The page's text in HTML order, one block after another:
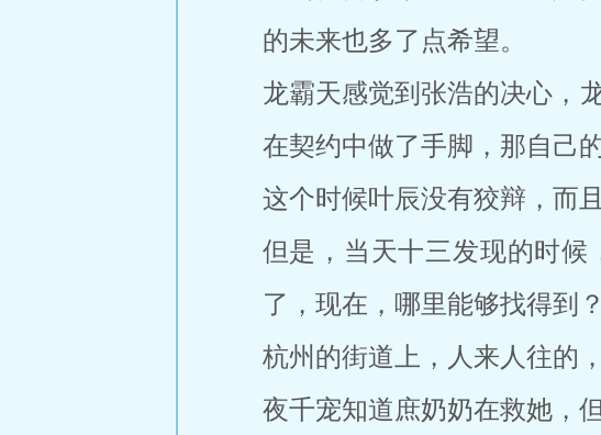
的未来也多了点希望。
龙霸天感觉到张浩的决心，
在契约中做了手脚，那自己
这个时候叶辰没有狡辩，而
但是，当天十三发现的时
了，现在，哪里能够找得到？
杭州的街道上，人来人往的
夜千宠知道庶奶奶在救她，